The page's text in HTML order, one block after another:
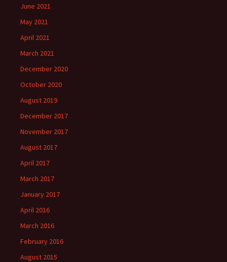
June 2021
May 2021
April 2021
March 2021
December 2020
October 2020
August 2019
December 2017
November 2017
August 2017
April 2017
March 2017
January 2017
April 2016
March 2016
February 2016
August 2015